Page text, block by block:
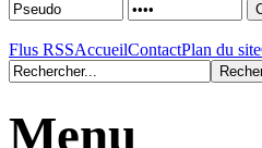
Flus RSSAccueilContactPlan du site
Menu